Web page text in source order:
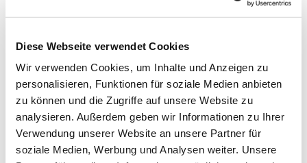
Diese Webseite verwendet Cookies
Wir verwenden Cookies, um Inhalte und Anzeigen zu
personalisieren, Funktionen für soziale Medien anbieten
zu können und die Zugriffe auf unsere Website zu
analysieren. Außerdem geben wir Informationen zu Ihrer
Verwendung unserer Website an unsere Partner für
soziale Medien, Werbung und Analysen weiter. Unsere
Dies könnte Sie auch
interessieren